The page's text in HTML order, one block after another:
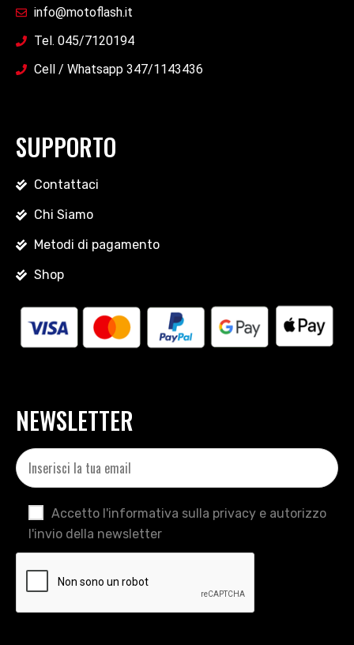
info@motoflash.it
Tel. 045/7120194
Cell / Whatsapp 347/1143436
SUPPORTO
Contattaci
Chi Siamo
Metodi di pagamento
Shop
NEWSLETTER
Accetto l'informativa sulla privacy e autorizzo
l'invio della newsletter